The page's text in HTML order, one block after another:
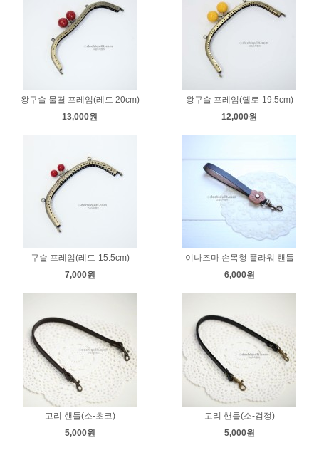
왕구슬 물결 프레임(레드 20cm)
13,000원
왕구슬 프레임(옐로-19.5cm)
12,000원
구슬 프레임(레드-15.5cm)
7,000원
이나즈마 손목형 플라워 핸들
6,000원
고리 핸들(소-초코)
5,000원
고리 핸들(소-검정)
5,000원